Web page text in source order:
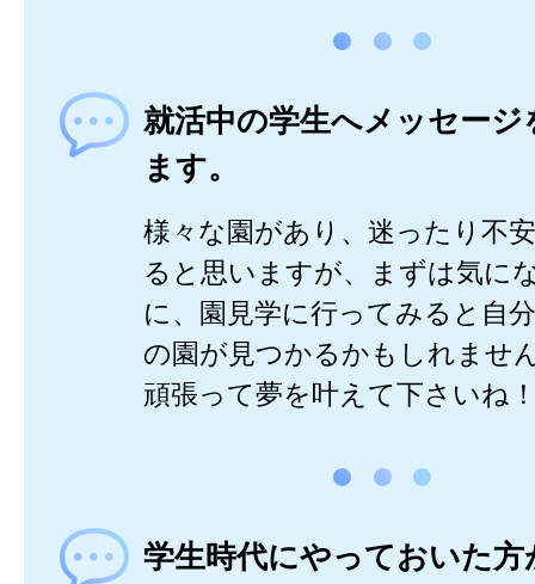
就活中の学生へメッセージ
ます。
様々な園があり、迷ったり不
ると思いますが、まずは気に
に、園見学に行ってみると自
の園が見つかるかもしれませ
頑張って夢を叶えて下さいね
学生時代にやっておいた